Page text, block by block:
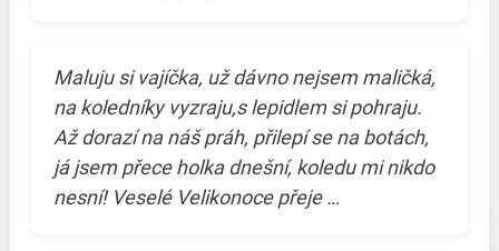
Maluju si vajíčka, už dávno nejsem maličká,
na koledníky vyzraju,s lepidlem si pohraju.
Až dorazí na náš práh, přilepí se na botách,
já jsem přece holka dnešní, koledu mi nikdo
nesní! Veselé Velikonoce přeje …